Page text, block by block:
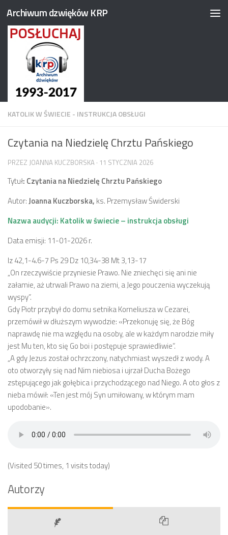
Przejdź do treści
Archiwum dzwięków KRP
KATOLIK W ŚWIECIE - INSTRUKCJA OBSŁUGI
Czytania na Niedzielę Chrztu Pańskiego
PRZEZ JOANNA KUCZBORSKA · 11 STYCZNIA 2026
Tytuł: Czytania na Niedzielę Chrztu Pańskiego
Autor:Joanna Kuczborska, ks. Przemysław Świderski
Nazwa audycji: Katolik w świecie – instrukcja obsługi
Data emisji: 11-01-2026 r.
Iz 42,1-4.6-7 Ps 29 Dz 10,34-38 Mt 3,13-17
„On rzeczywiście przyniesie Prawo. Nie zniechęci się ani nie
załamie, aż utrwali Prawo na ziemi, a Jego pouczenia wyczekują
wyspy”.
Gdy Piotr przybył do domu setnika Korneliusza w Cezarei,
przemówił w dłuższym wywodzie: «Przekonuję się, że Bóg
naprawdę nie ma względu na osoby, ale w każdym narodzie miły
jest Mu ten, kto się Go boi i postępuje sprawiedliwie”.
„A gdy Jezus został ochrzczony, natychmiast wyszedł z wody. A
oto otworzyły się nad Nim niebiosa i ujrzał Ducha Bożego
zstępującego jak gołębica i przychodzącego nad Niego. A oto głos z
nieba mówił: «Ten jest mój Syn umiłowany, w którym mam
upodobanie».
(Visited 50 times, 1 visits today)
Autorzy